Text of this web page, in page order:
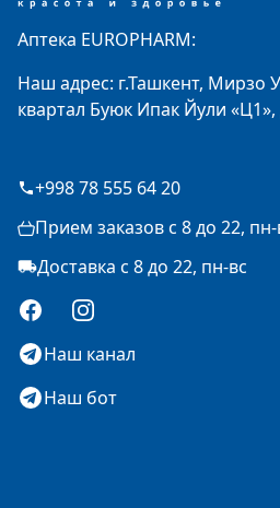
Аптека EUROPHARM:
Наш адрес: г.Ташкент, Мирзо
квартал Буюк Ипак Йули
+998 78 555 64 20
Прием заказов с 8 до 22, пн-
Доставка с 8 до 22, пн-вс
FacebookInstagram
Наш канал
Наш бот